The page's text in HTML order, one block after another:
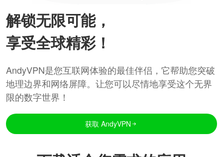
解锁无限可能，
享受全球精彩！
AndyVPN是您互联网体验的最佳伴侣，它帮助您突破
地理边界和网络屏障。让您可以尽情地享受这个无界
限的数字世界！
获取 AndyVPN